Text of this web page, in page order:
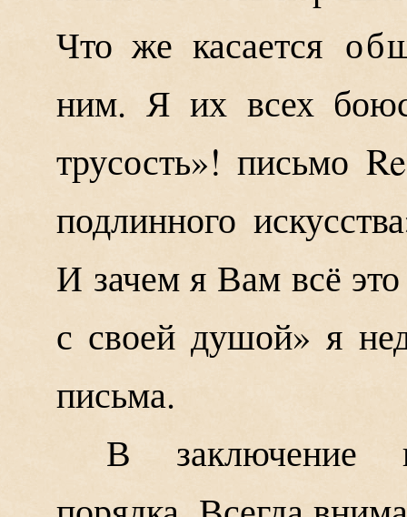
Что же касается
ним. Я их всех
трусость»! письмо
подлинного
И зачем я Вам всё
с своей душой» я
письма.
В заключение